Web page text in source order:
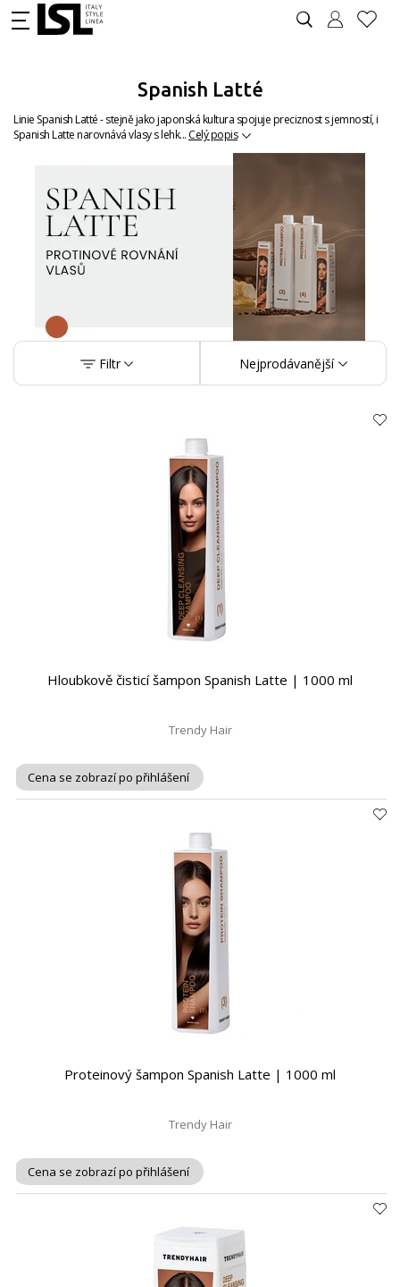
Spanish Latté
Linie Spanish Latté - stejně jako japonská kultura spojuje preciznost s jemností, i
Spanish Latte narovnává vlasy s lehk... Celý popis
Filtr Nejprodávanější
Hloubkově čisticí šampon Spanish Latte | 1000 ml
Trendy Hair
Cena se zobrazí po přihlášení
Proteinový šampon Spanish Latte | 1000 ml
Trendy Hair
Cena se zobrazí po přihlášení